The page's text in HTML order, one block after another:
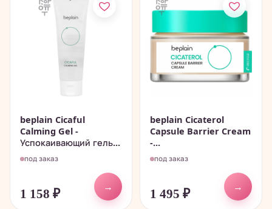
beplain Cicaful
Calming Gel -
Успокаивающий гель...
под заказ
1 158 ₽
→
beplain Cicaterol
Capsule Barrier Cream
-...
под заказ
1 495 ₽
→